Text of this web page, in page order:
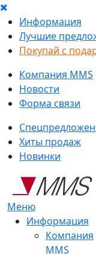
Информация
Лучшие
Покупай с
Компания MMS
Новости
Форма связи
Хиты продаж
Новинки
Меню
Информация
Компания
MMS